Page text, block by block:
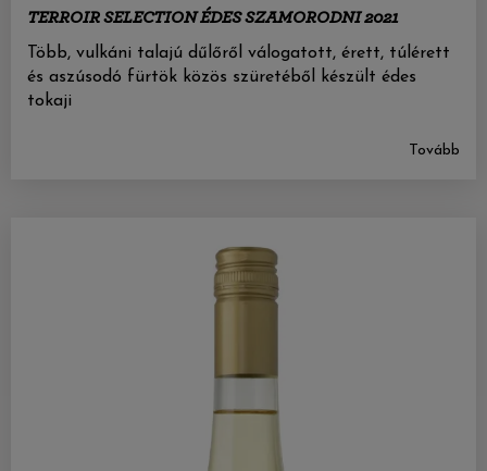
TERROIR SELECTION ÉDES SZAMORODNI 2021
Több, vulkáni talajú dűlőről válogatott, érett, túlérett
és aszúsodó fürtök közös szüretéből készült édes
tokaji
Tovább